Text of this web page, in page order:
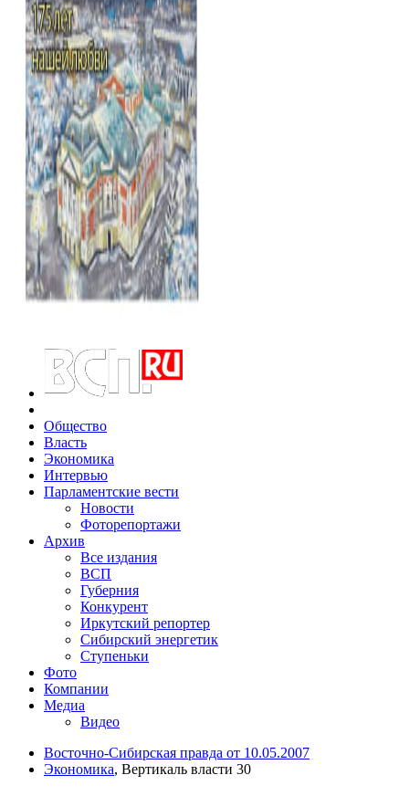
Общество
Власть
Экономика
Интервью
Парламентские вести
Новости
Фоторепортажи
Архив
Все издания
ВСП
Губерния
Конкурент
Иркутский репортер
Сибирский энергетик
Ступеньки
Фото
Компании
Медиа
Видео
Восточно-Сибирская правда от 10.05.2007
Экономика, Вертикаль власти 30